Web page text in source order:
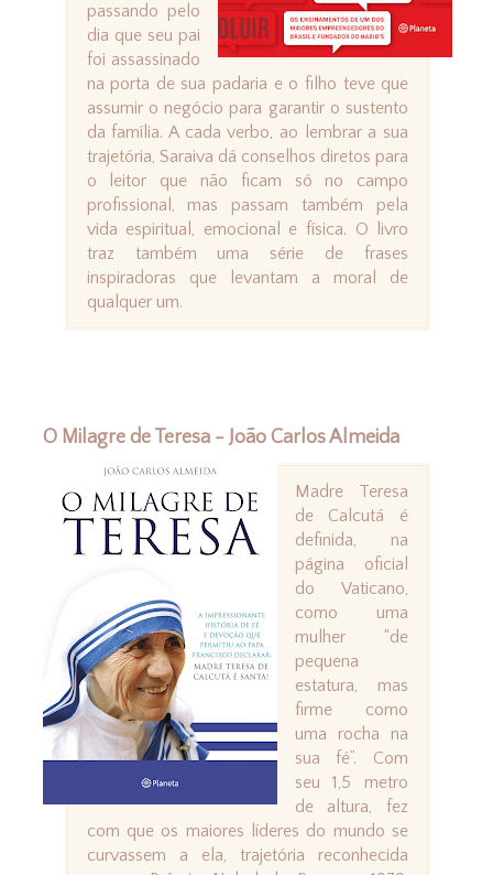
passando pelo
dia que seu pai
foi assassinado
na porta de sua padaria e o filho teve que
assumir o negócio para garantir o sustento
da família. A cada verbo, ao lembrar a sua
trajetória, Saraiva dá conselhos diretos para
o leitor que não ficam só no campo
profissional, mas passam também pela
vida espiritual, emocional e física. O livro
traz também uma série de frases
inspiradoras que levantam a moral de
qualquer um.
O Milagre de Teresa - João Carlos Almeida
Madre Teresa
de Calcutá é
definida, na
página oficial
do Vaticano,
como uma
mulher “de
pequena
estatura, mas
firme como
uma rocha na
sua fé”. Com
seu 1,5 metro
de altura, fez
com que os maiores líderes do mundo se
curvassem a ela, trajetória reconhecida